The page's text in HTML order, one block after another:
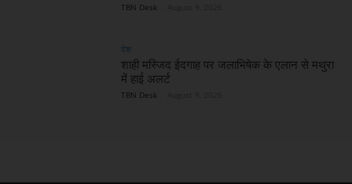
TBN Desk
देश
शाही मस्जिद ईदगाह पर जलाभिषेक के एलान से मथुरा
में हाई अलर्ट
TBN Desk